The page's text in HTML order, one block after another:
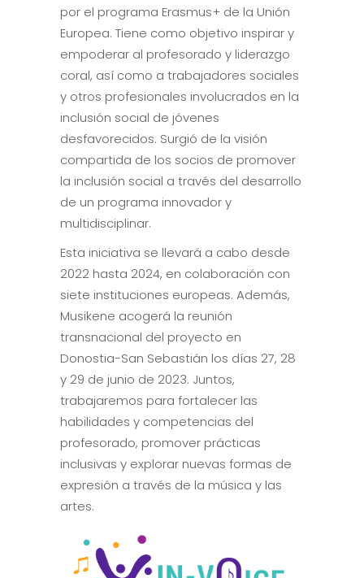
por el programa Erasmus+ de la Unión
Europea. Tiene como objetivo inspirar y
empoderar al profesorado y liderazgo
coral, así como a trabajadores sociales
y otros profesionales involucrados en la
inclusión social de jóvenes
desfavorecidos. Surgió de la visión
compartida de los socios de promover
la inclusión social a través del desarrollo
de un programa innovador y
multidisciplinar.
Esta iniciativa se llevará a cabo desde
2022 hasta 2024, en colaboración con
siete instituciones europeas. Además,
Musikene acogerá la reunión
transnacional del proyecto en
Donostia-San Sebastián los días 27, 28
y 29 de junio de 2023. Juntos,
trabajaremos para fortalecer las
habilidades y competencias del
profesorado, promover prácticas
inclusivas y explorar nuevas formas de
expresión a través de la música y las
artes.